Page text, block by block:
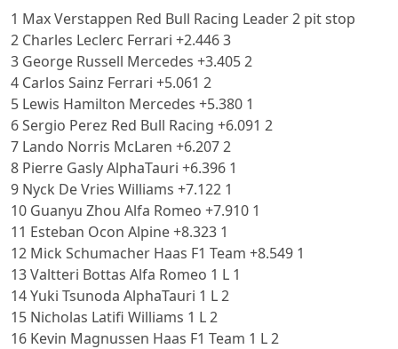
1 Max Verstappen Red Bull Racing Leader 2 pit stop
2 Charles Leclerc Ferrari +2.446 3
3 George Russell Mercedes +3.405 2
4 Carlos Sainz Ferrari +5.061 2
5 Lewis Hamilton Mercedes +5.380 1
6 Sergio Perez Red Bull Racing +6.091 2
7 Lando Norris McLaren +6.207 2
8 Pierre Gasly AlphaTauri +6.396 1
9 Nyck De Vries Williams +7.122 1
10 Guanyu Zhou Alfa Romeo +7.910 1
11 Esteban Ocon Alpine +8.323 1
12 Mick Schumacher Haas F1 Team +8.549 1
13 Valtteri Bottas Alfa Romeo 1 L 1
14 Yuki Tsunoda AlphaTauri 1 L 2
15 Nicholas Latifi Williams 1 L 2
16 Kevin Magnussen Haas F1 Team 1 L 2